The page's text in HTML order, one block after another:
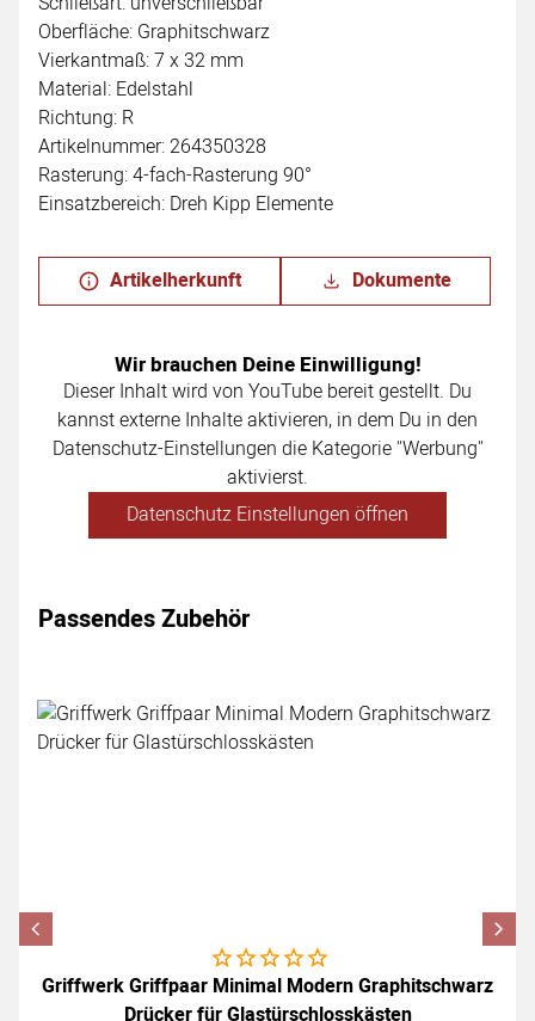
Oberfläche: Graphitschwarz
Vierkantmaß: 7 x 32 mm
Material: Edelstahl
Richtung: R
Artikelnummer: 264350328
Rasterung: 4-fach-Rasterung 90°
Einsatzbereich: Dreh Kipp Elemente
Artikelherkunft Dokumente
Wir brauchen Deine Einwilligung!
Dieser Inhalt wird von YouTube bereit gestellt. Du
kannst externe Inhalte aktivieren, in dem Du in den
Datenschutz-Einstellungen die Kategorie "Werbung"
aktivierst.
Datenschutz Einstellungen öffnen
Passendes Zubehör
Zubehör überspringen
Noch keine Bewertungen abgegeben
Griffwerk Griffpaar Minimal Modern Graphitschwarz
Drücker für Glastürschlosskästen